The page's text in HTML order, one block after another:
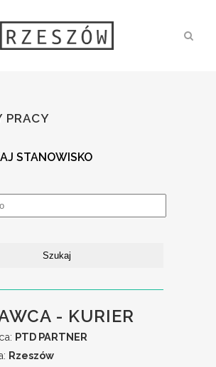
PRACY
STANOWISKO
- KURIER
PTD PARTNER
Rzeszów